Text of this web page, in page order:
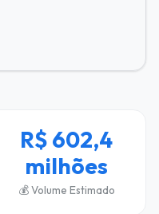
R$ 602,4
milhões
💰 Volume Estimado